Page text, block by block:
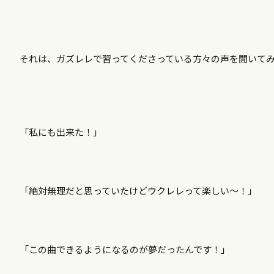
それは、ガズレレで習ってくださっている方々の声を聞いて
「私にも出来た！」
「絶対無理だと思っていたけどウクレレって楽しい～！」
「この曲できるようになるのが夢だったんです！」